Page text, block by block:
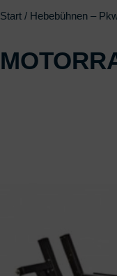
Start / Hebebühnen –